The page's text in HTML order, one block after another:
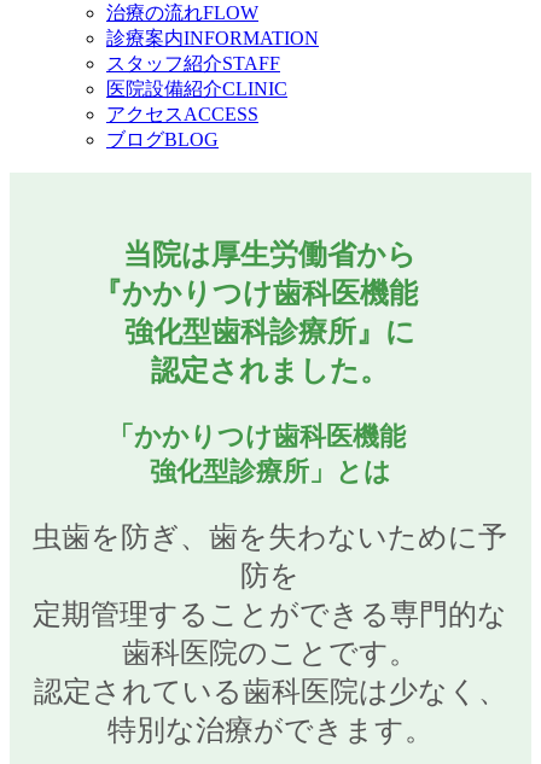
治療の流れFLOW
診療案内INFORMATION
スタッフ紹介STAFF
医院設備紹介CLINIC
アクセスACCESS
ブログBLOG
当院は厚生労働省から
『かかりつけ歯科医機能
強化型歯科診療所』に
認定されました。
「かかりつけ歯科医機能
強化型診療所」とは
虫歯を防ぎ、歯を失わないために予
防を
定期管理することができる専門的な
歯科医院のことです。
認定されている歯科医院は少なく、
特別な治療ができます。